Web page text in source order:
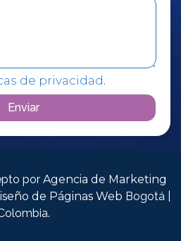
de privacidad.
Enviar
por Agencia de Marketing
de Páginas Web Bogotá |